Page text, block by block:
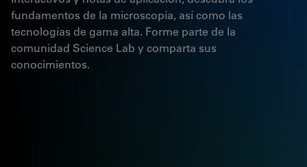
fundamentos de la microscopía, así como las
tecnologías de gama alta. Forme parte de la
comunidad Science Lab y comparta sus
conocimientos.